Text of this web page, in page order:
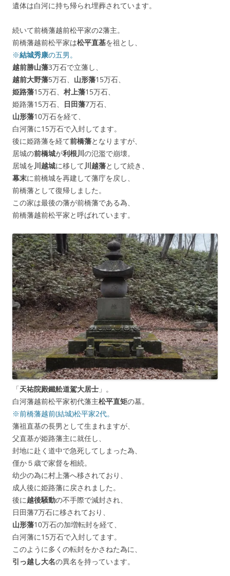
遺体は白河に持ち帰られ埋葬されています。
続いて前橋藩越前松平家の2藩主。
前橋藩越前松平家は松平直基を祖とし、
※結城秀康の五男。
越前勝山藩3万石で立藩し、
越前大野藩5万石、 山形藩15万石、
姫路藩15万石、 村上藩15万石、
姫路藩15万石、
日田藩7万石、
山形藩10万石を経て、
白河藩に15万石で入封してます。
後に姫路藩を経て前橋藩となりますが、
居城の前橋城が利根川 の氾濫で崩壊。
居城を川越城に移して 川越藩として続き、
幕末に前橋城を再建して藩庁を戻し、
前橋藩として復帰しました。
この家は最後の藩が前橋藩である為、
前橋藩越前松平家と呼ばれています。
「天祐院殿鐵舩道駕大居士 」。
白河藩越前松平家初代藩主松平直矩の墓。
※前橋藩越前(結城)松平家2代。
藩祖直基の長男として生まれますが、
父直基が姫路藩主に就任し、
封地に赴く道中で急死してしまった為、
僅か５歳で家督を相続。
幼少の為に村上藩へ移されており、
成人後に姫路藩に戻されました。
後に越後騒動の不手際で減封され、
日田藩7万石に移されており、
山形藩10万石の加増転封を経て、
白河藩に15万石で入封してます。
このように多くの転封をかさねた為に、
引っ越し大名の異名を持っています。